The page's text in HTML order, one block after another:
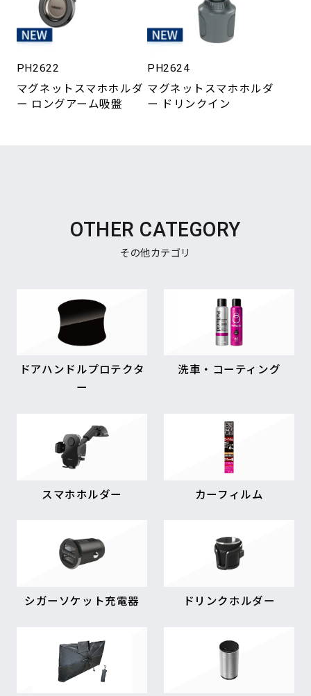
PH2622
マグネットスマホホルダ
ー ロングアーム吸盤
PH2624
マグネットスマホホルダ
ー ドリンクイン
OTHER CATEGORY
その他カテゴリ
ドアハンドルプロテクタ
ー
洗車・コーティング
スマホホルダー カーフィルム
シガーソケット充電器 ドリンクホルダー